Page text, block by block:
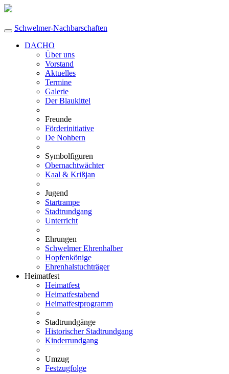
Schwelmer-Nachbarschaften
DACHO
Über uns
Vorstand
Aktuelles
Termine
Galerie
Der Blaukittel
Freunde
Förderinitiative
De Nohbern
Symbolfiguren
Obernachtwächter
Kaal & Krißjan
Jugend
Startrampe
Stadtrundgang
Unterricht
Ehrungen
Schwelmer Ehrenhalber
Hopfenkönige
Ehrenhalstuchträger
Heimatfest
Heimatfest
Heimatfestabend
Heimatfestprogramm
Stadtrundgänge
Historischer Stadtrundgang
Kinderrundgang
Umzug
Festzugfolge